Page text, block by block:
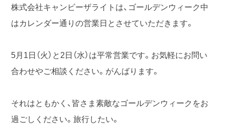
株式会社キャンビーザライトは、ゴールデンウィーク中
はカレンダー通りの営業日とさせていただきます。
5月1日（火）と2日（水）は平常営業です。お気軽にお問い
合わせやご相談ください。がんばります。
それはともかく、皆さま素敵なゴールデンウィークをお
過ごしください。旅行したい。